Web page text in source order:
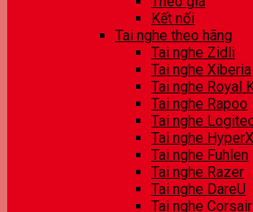
Kết nối
Tai nghe theo hãng
Tai nghe Zidli
Tai nghe Xiberia
Tai nghe Royal
Tai nghe Rapoo
Tai nghe
Tai nghe HyperX
Tai nghe Fuhlen
Tai nghe Razer
Tai nghe DareU
Tai nghe Corsair